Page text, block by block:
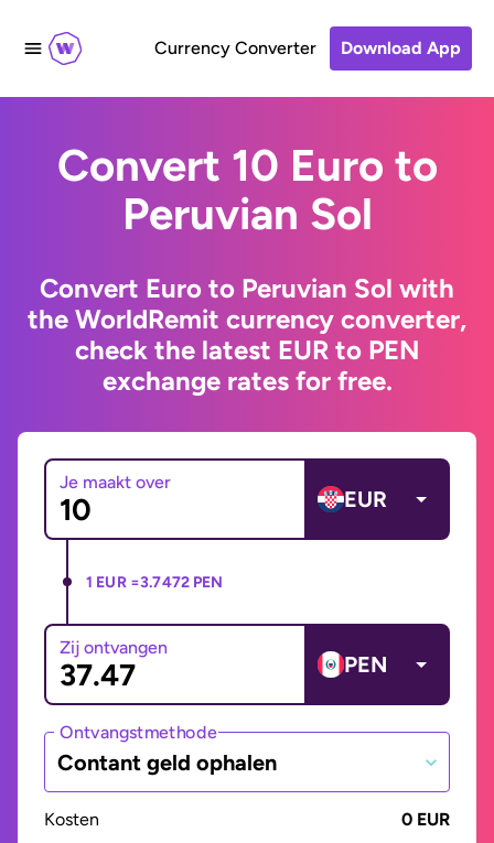
Currency Converter Download App
Convert 10 Euro to
Peruvian Sol
Convert Euro to Peruvian Sol with
the WorldRemit currency converter,
check the latest EUR to PEN
exchange rates for free.
Je maakt over
EUR
1 EUR =3.7472 PEN
Zij ontvangen
PEN
Ontvangstmethode
Contant geld ophalen
Kosten
0 EUR